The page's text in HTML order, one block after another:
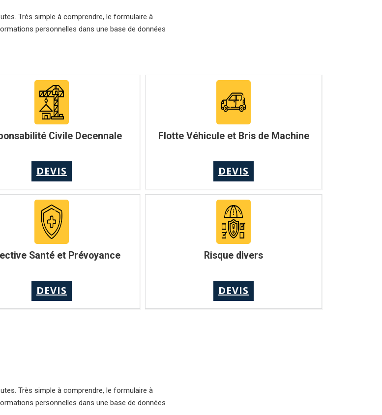
Très simple à comprendre, le formulaire à
personnelles dans une base de données
Civile Decennale
DEVIS
Flotte Véhicule et Bris de Machine
DEVIS
Santé et Prévoyance
DEVIS
Risque divers
DEVIS
Très simple à comprendre, le formulaire à
personnelles dans une base de données